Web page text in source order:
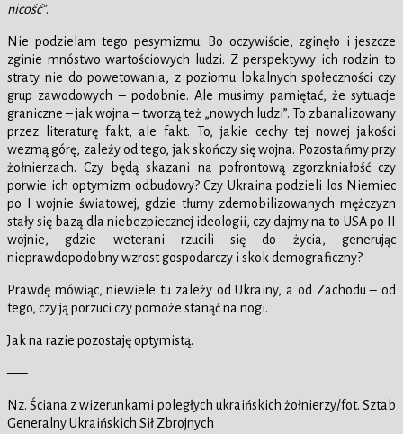
nicość”.
Nie podzielam tego pesymizmu. Bo oczywiście, zginęło i jeszcze
zginie mnóstwo wartościowych ludzi. Z perspektywy ich rodzin to
straty nie do powetowania, z poziomu lokalnych społeczności czy
grup zawodowych – podobnie. Ale musimy pamiętać, że sytuacje
graniczne – jak wojna – tworzą też „nowych ludzi”. To zbanalizowany
przez literaturę fakt, ale fakt. To, jakie cechy tej nowej jakości
wezmą górę, zależy od tego, jak skończy się wojna. Pozostańmy przy
żołnierzach. Czy będą skazani na pofrontową zgorzkniałość czy
porwie ich optymizm odbudowy? Czy Ukraina podzieli los Niemiec
po I wojnie światowej, gdzie tłumy zdemobilizowanych mężczyzn
stały się bazą dla niebezpiecznej ideologii, czy dajmy na to USA po II
wojnie, gdzie weterani rzucili się do życia, generując
nieprawdopodobny wzrost gospodarczy i skok demograficzny?
Prawdę mówiąc, niewiele tu zależy od Ukrainy, a od Zachodu – od
tego, czy ją porzuci czy pomoże stanąć na nogi.
Jak na razie pozostaję optymistą.
—–
Nz. Ściana z wizerunkami poległych ukraińskich żołnierzy/fot. Sztab
Generalny Ukraińskich Sił Zbrojnych